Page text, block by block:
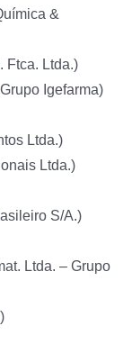
&
Ftca. Ltda.)
Igefarma)
Ltda.)
Ltda.)
S/A.)
Ltda. – Grupo